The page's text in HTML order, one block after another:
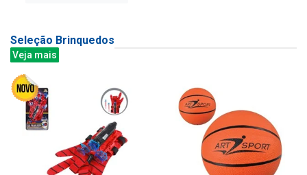
Seleção Brinquedos
Veja mais